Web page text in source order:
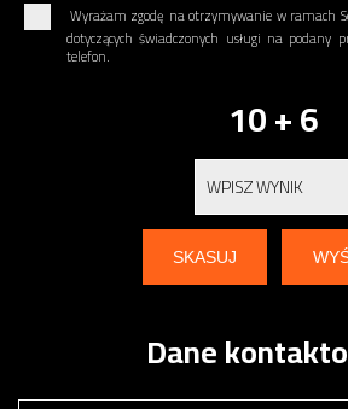
Wyrażam zgodę na otrzymywanie w ramach
dotyczących świadczonych usługi na
telefon.
10 + 6
Dane